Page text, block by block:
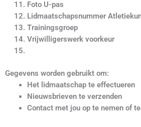
Foto U-pas
Lidmaatschapsnummer
Trainingsgroep
Vrijwilligerswerk voorkeur
Gegevens worden gebruikt om:
Het lidmaatschap te effectueren
Nieuwsbrieven te verzenden
Contact met jou op te nemen of